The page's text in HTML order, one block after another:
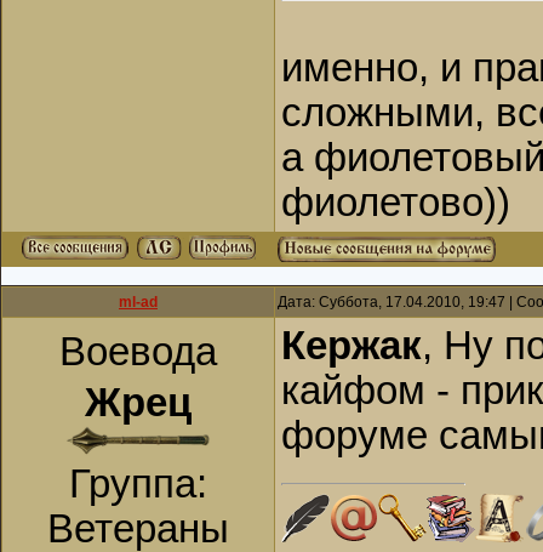
именно, и
сложными,
а фиолетовый
фиолетово))
ml-ad Дата: Суббота, 17.04.2010, 19:47 |
Воевода
Жрец
Группа:
Ветераны
Кержак, Ну
кайфом -
форуме